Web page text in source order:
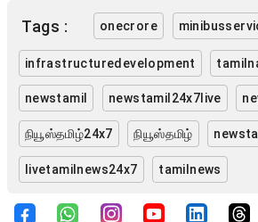
Tags : onecrore
infrastructuredevelopment
newstamil newstamil24x7live
நியூஸ்தமிழ்24x7 நியூஸ்தமிழ்
livetamilnews24x7 tamilnews